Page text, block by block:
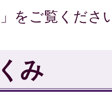
」をご覧くだ
み